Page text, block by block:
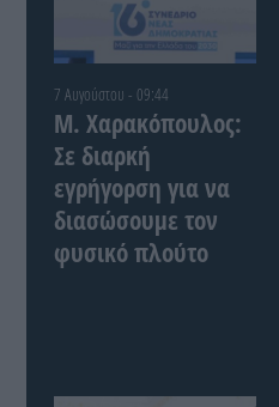
7 Αυγούστου - 09:44
Μ. Χαρακόπουλος:
Σε διαρκή
εγρήγορση για να
διασώσουμε τον
φυσικό πλούτο